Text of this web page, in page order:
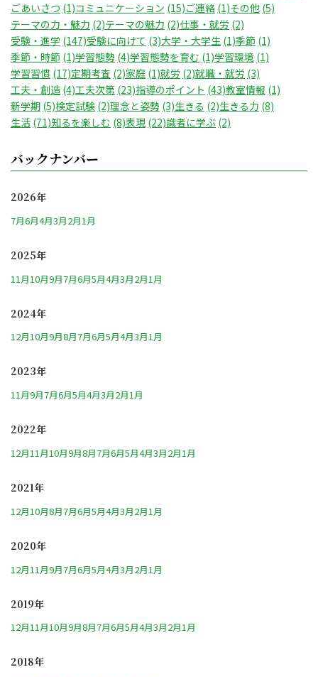
ごあいさつ (1)コミュニケーション (15)ご連絡 (1)その他 (5)
テーマの力・魅力 (2)テーマの魅力 (2)仕事・就労 (2)
受験・進学 (147)受験に向けて (3)大学・大学生 (1)季節 (1)
季節・時節 (1)学習態勢 (4)学習態勢を育む (1)学習環境 (1)
学習習慣 (17)定期考査 (2)家庭 (1)就労 (2)就職・就労 (3)
工夫・創造 (4)工夫次第 (23)指導のポイント (43)教室情報 (1)
新学期 (5)検定試験 (2)理念と姿勢 (3)生きる (2)生きる力 (8)
生活 (71)知るを楽しむ (8)表現 (22)識者に学ぶ (2)
バックナンバー
2026年
7月6月4月3月2月1月
2025年
11月10月9月7月6月5月4月3月2月1月
2024年
12月10月9月8月7月6月5月4月3月1月
2023年
11月9月7月6月5月4月3月2月1月
2022年
12月11月10月9月8月7月6月5月4月3月2月1月
2021年
12月10月8月7月6月5月4月3月2月1月
2020年
12月11月9月7月6月5月4月3月2月1月
2019年
12月11月10月9月8月7月6月5月4月3月2月1月
2018年